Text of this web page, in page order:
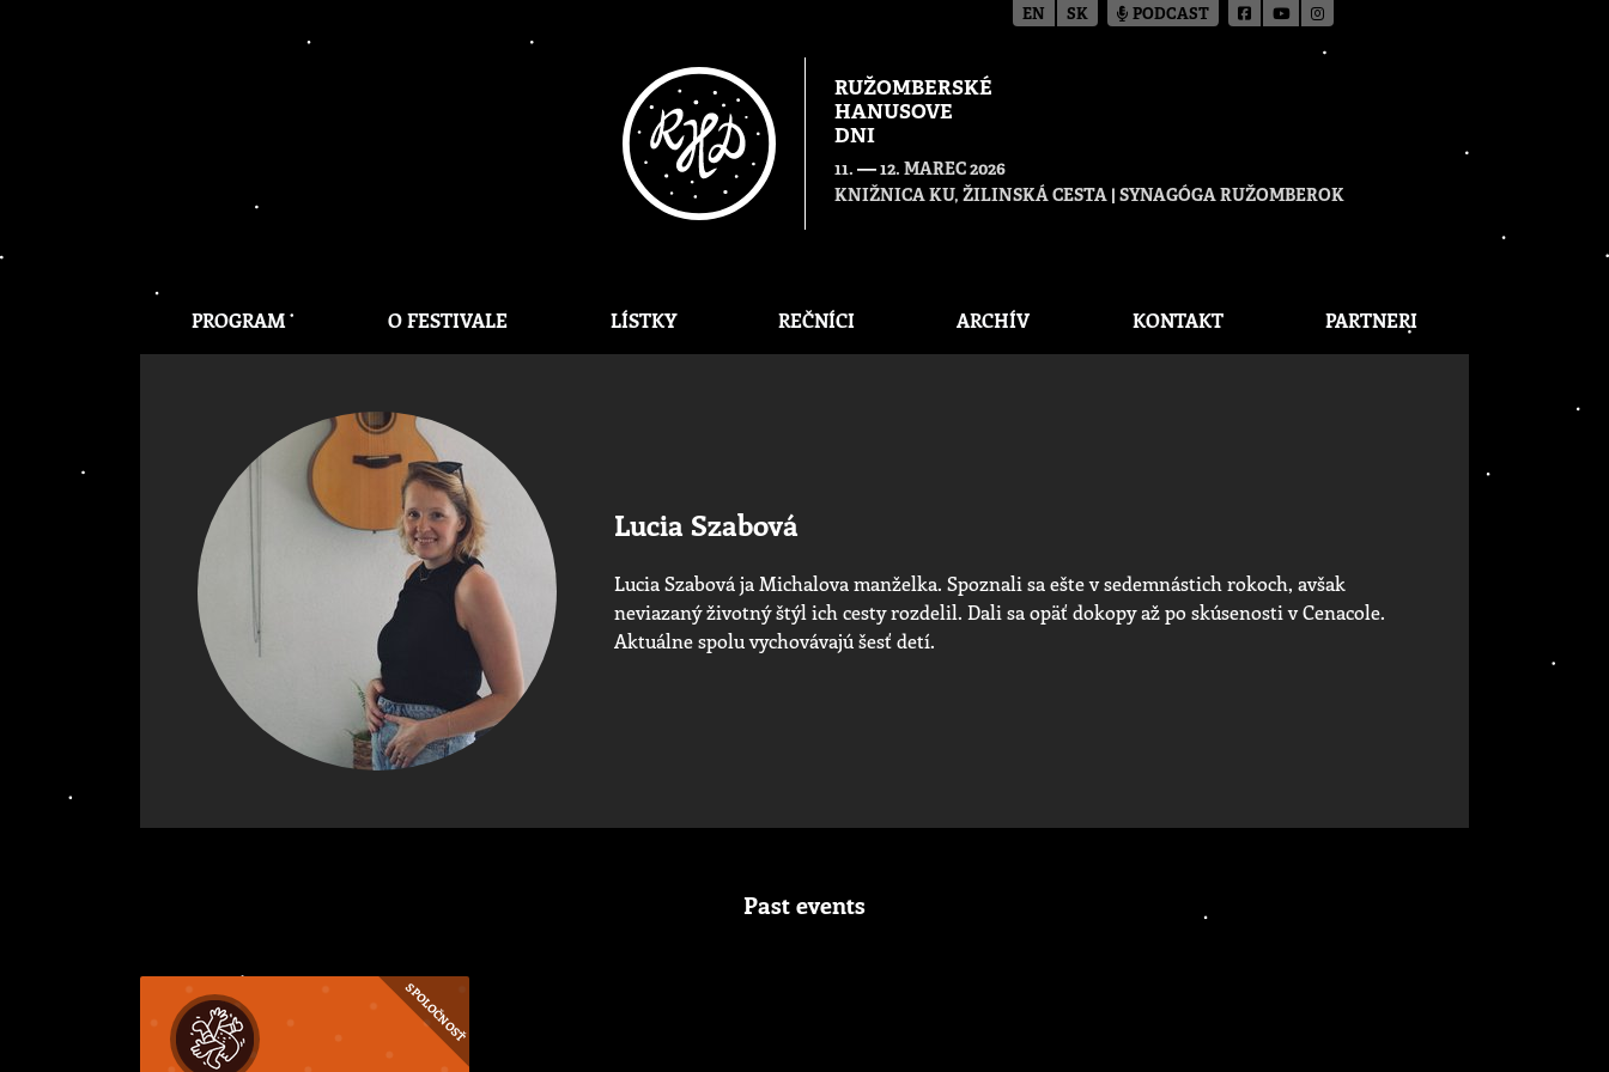
RUŽOMBERSKÉ
HANUSOVE
DNI
11. — 12. MAREC 2026
KNIŽNICA KU, ŽILINSKÁ CESTA | SYNAGÓGA RUŽOMBEROK
PROGRAM O FESTIVALE LÍSTKY REČNÍCI ARCHÍV KONTAKT PARTNERI
Lucia Szabová
Lucia Szabová ja Michalova manželka. Spoznali sa ešte v sedemnástich rokoch, avšak
neviazaný životný štýl ich cesty rozdelil. Dali sa opäť dokopy až po skúsenosti v Cenacole.
Aktuálne spolu vychovávajú šesť detí.
Past events
SPOLOČNOSŤ
EN SK PODCAST